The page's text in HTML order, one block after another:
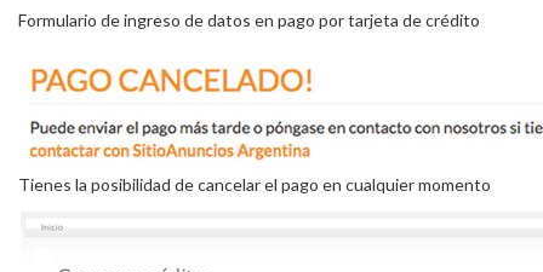
Formulario de ingreso de datos en pago por tarjeta de crédito
Tienes la posibilidad de cancelar el pago en cualquier momento